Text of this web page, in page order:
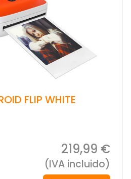
FLIP WHITE
219,99 €
(IVA incluido)